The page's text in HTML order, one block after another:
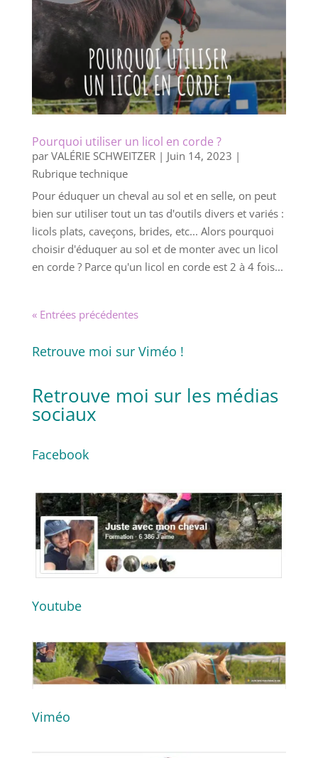
Pourquoi utiliser un licol en corde ?
par VALÉRIE SCHWEITZER| Juin 14, 2023 |
Rubrique technique
Pour éduquer un cheval au sol et en selle, on peut
bien sur utiliser tout un tas d'outils divers et variés :
licols plats, caveçons, brides, etc... Alors pourquoi
choisir d'éduquer au sol et de monter avec un licol
en corde ? Parce qu'un licol en corde est 2 à 4 fois...
« Entrées précédentes
Retrouve moi sur Viméo !
Retrouve moi sur les médias
sociaux
Facebook
Youtube
Viméo